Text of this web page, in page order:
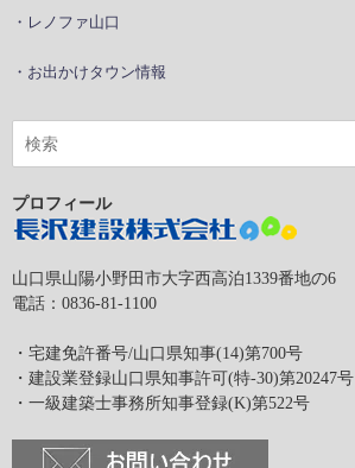
・レノファ山口
・お出かけタウン情報
プロフィール
山口県山陽小野田市大字西高泊1339番地の6
電話：0836-81-1100
・宅建免許番号/山口県知事(14)第700号
・建設業登録山口県知事許可(特-30)第20247号
・一級建築士事務所知事登録(K)第522号